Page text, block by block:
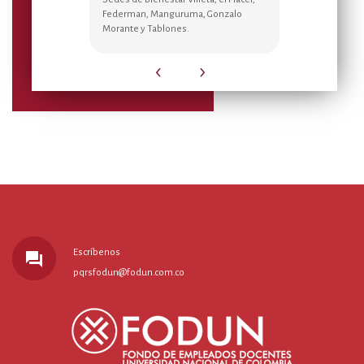
Federman, Manguruma, Gonzalo
Morante y Tablones.
‹ ›
forum
Escríbenos
pqrsfodun@fodun.com.co